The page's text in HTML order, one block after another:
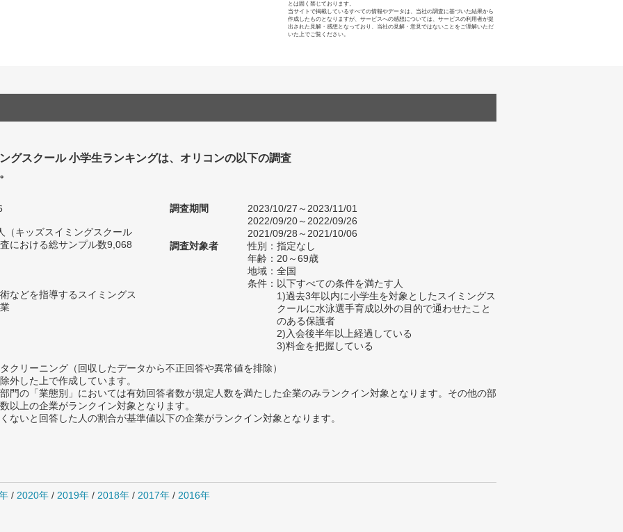
とは固く禁じております。
当サイトで掲載しているすべての情報やデータは、当社の調査に基づいた結果から
作成したものとなりますが、サービスへの感想については、サービスの利用者が提
出された見解・感想となっており、当社の見解・意見ではないことをご理解いただ
いた上でご覧ください。
グスクール 小学生ランキングは、オリコンの以下の調査
（キッズスイミングスクール
における総サンプル数9,068
などを指導するスイミングス
調査期間
2023/10/27～2023/11/01
2022/09/20～2022/09/26
2021/09/28～2021/10/06
調査対象者
性別：指定なし
年齢：20～69歳
地域：全国
条件：以下すべての条件を満たす人
1)過去3年以内に小学生を対象としたスイミングス
クールに水泳選手育成以外の目的で通わせたこと
のある保護者
2)入会後半年以上経過している
3)料金を把握している
リーニング（回収したデータから不正回答や異常値を排除）
外した上で作成しています。
門の「業態別」においては有効回答者数が規定人数を満たした企業のみランクイン対象となります。その他の部
以上の企業がランクイン対象となります。
いと回答した人の割合が基準値以下の企業がランクイン対象となります。
/ 2020年 / 2019年 / 2018年 / 2017年 / 2016年